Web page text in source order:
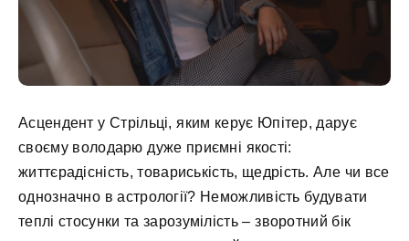
Асцендент у Стрільці, яким керує Юпітер, дарує
своєму володарю дуже приємні якості:
життєрадісність, товариськість, щедрість. Але чи все
однозначно в астрології? Неможливість будувати
теплі стосунки та зарозумілість – зворотний бік